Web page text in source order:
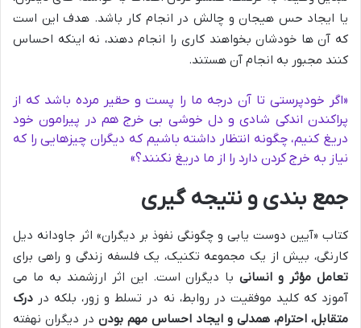
یا ایجاد حس هیجان و چالش در انجام کار باشد. هدف این است
که آن ها خودشان بخواهند کاری را انجام دهند، نه اینکه احساس
کنند مجبور به انجام آن هستند.
«اگر خودپرستی تا آن درجه ما را پست و حقیر مرده باشد که از
پراکندن اندکی شادی و دل خوشی بی خرج هم در پیرامون خود
دریغ کنیم، چگونه انتظار داشته باشیم که دیگران چیزهایی را که
نیاز به خرج کردن دارد را از ما دریغ نکنند؟»
جمع بندی و نتیجه گیری
کتاب «آیین دوست یابی و چگونگی نفوذ بر دیگران» اثر جاودانه دیل
کارنگی، بیش از یک مجموعه تکنیک، یک فلسفه زندگی و راهی برای
تعامل مؤثر و انسانیبا دیگران است. این اثر ارزشمند به ما می
آموزد که کلید موفقیت در روابط، نه در تسلط و زور، بلکه در درک
متقابل، احترام، همدلی و ایجاد احساس مهم بودن در دیگران نهفته